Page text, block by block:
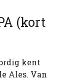
(kort
kent
Ales. Van